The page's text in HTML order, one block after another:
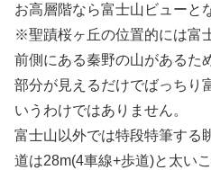
お高層階なら富士山ビューと
※聖蹟桜ヶ丘の位置的には富
前側にある秦野の山がある
部分が見えるだけでばっちり
いうわけではありません。
富士山以外では特段特筆する
道は28m(4車線+歩道)と太い